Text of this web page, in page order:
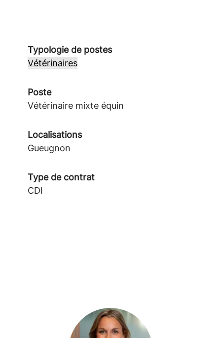
Typologie de postes
Vétérinaires
Poste
Vétérinaire mixte équin
Localisations
Gueugnon
Type de contrat
CDI